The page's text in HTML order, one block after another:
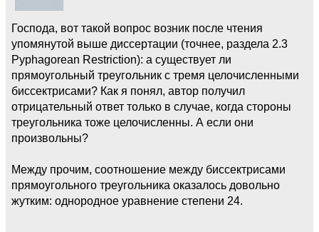
Господа, вот такой вопрос возник после чтения
упомянутой выше диссертации (точнее, раздела 2.3
Pyphagorean Restriction): а существует ли
прямоугольный треугольник с тремя целочисленными
биссектрисами? Как я понял, автор получил
отрицательный ответ только в случае, когда стороны
треугольника тоже целочисленны. А если они
произвольны?
Между прочим, соотношение между биссектрисами
прямоугольного треугольника оказалось довольно
жутким: однородное уравнение степени 24.